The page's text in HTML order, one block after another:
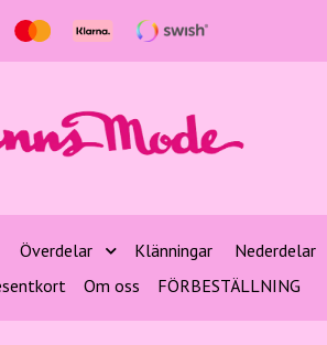
Överdelar Klänningar Nederdelar
Om oss FÖRBESTÄLLNING